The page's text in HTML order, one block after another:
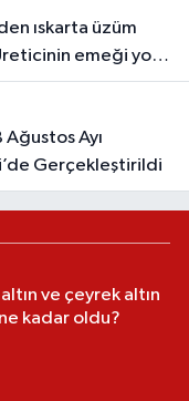
emeği yok
Gerçekleştirildi
ve çeyrek altın
kadar oldu?